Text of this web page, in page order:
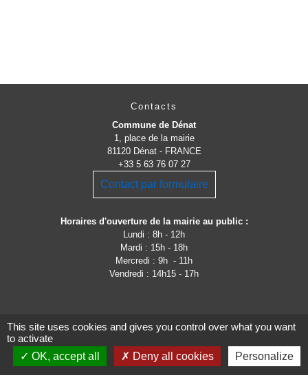
Contacts
Commune de Dénat
1, place de la mairie
81120 Dénat - FRANCE
+33 5 63 76 07 27
Contact par formulaire
Horaires d'ouverture de la mairie au public :
Lundi : 8h - 12h
Mardi : 15h - 18h
Mercredi : 9h - 11h
Vendredi : 14h15 - 17h
Liens
This site uses cookies and gives you control over what you want
to activate
OK, accept all
Deny all cookies Personalize